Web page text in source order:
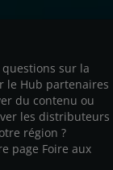
questions sur la
le Hub partenaires
du contenu ou
les distributeurs
région ?
page Foire aux